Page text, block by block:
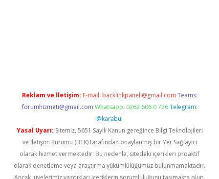
Reklam ve İletişim: E-mail: backlinkpaneli@gmail.com Teams:
forumhizmeti@gmail.com Whatsapp: 0262 606 0 726 Telegram:
@karabul
Yasal Uyarı: Sitemiz, 5651 Sayılı Kanun gereğince Bilgi Teknolojileri
ve İletişim Kurumu (BTK) tarafından onaylanmış bir Yer Sağlayıcı
olarak hizmet vermektedir. Bu nedenle, sitedeki içerikleri proaktif
olarak denetleme veya araştırma yükümlülüğümüz bulunmamaktadır.
Ancak, üyelerimiz yazdıkları içeriklerin sorumluluğunu taşımakta olup,